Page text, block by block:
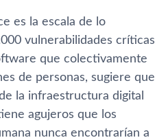
es la escala de lo
vulnerabilidades críticas
que colectivamente
de personas, sugiere que
la infraestructura digital
agujeros que los
nunca encontrarían a